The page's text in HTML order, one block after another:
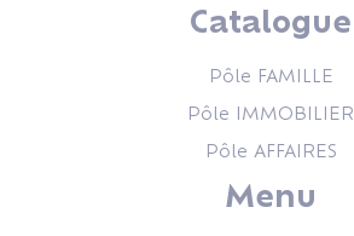
Catalogue
Pôle FAMILLE
Pôle IMMOBILIER
Pôle AFFAIRES
Menu